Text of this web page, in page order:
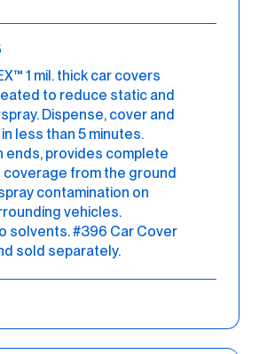
1 mil. thick car covers
to reduce static and
Dispense, cover and
less than 5 minutes.
ends, provides complete
from the ground
contamination on
vehicles.
solvents. #396 Car Cover
sold separately.